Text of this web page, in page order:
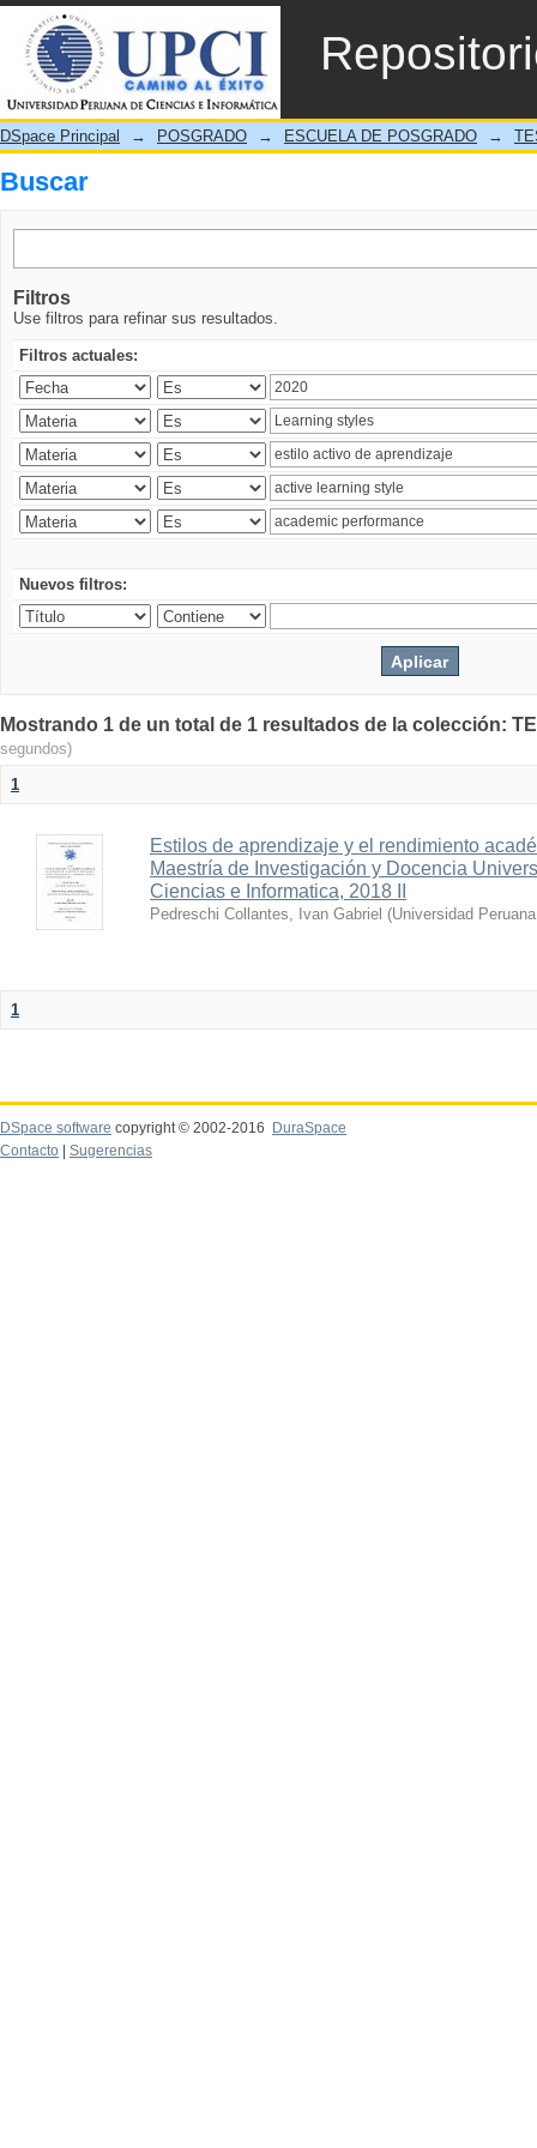
Buscar
DSpace Principal → POSGRADO → ESCUELA DE POSGRADO →
Buscar
Filtros
Use filtros para refinar sus resultados.
Filtros actuales:
Nuevos filtros:
Mostrando 1 de un total de 1 resultados de la colección:
segundos)
1
Estilos de aprendizaje y el rendimiento
Maestría de Investigación y Docencia
Ciencias e Informatica, 2018 II
Pedreschi Collantes, Ivan Gabriel (Universidad
1
DSpace software copyright © 2002-2016
DuraSpace
Contacto
Sugerencias